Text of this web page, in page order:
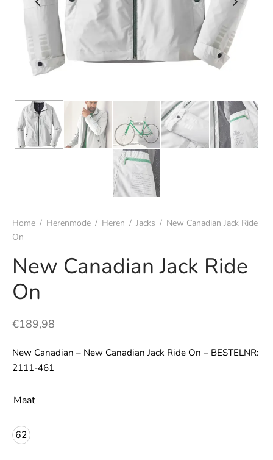
Home / Herenmode / Heren / Jacks / New Canadian Jack Ride
On
New Canadian Jack Ride
On
€189,98
New Canadian – New Canadian Jack Ride On – BESTELNR:
2111-461
Maat
62
& nachtmode
& t-shirts
& colberts
& vesten